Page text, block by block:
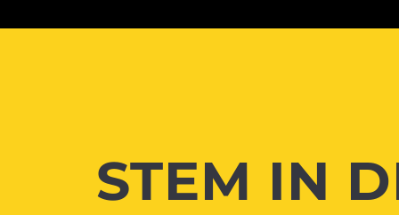
STEM IN